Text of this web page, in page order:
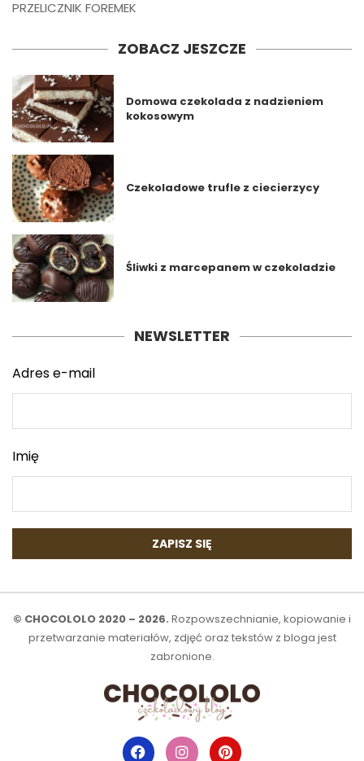
PRZELICZNIK FOREMEK
ZOBACZ JESZCZE
Domowa czekolada z nadzieniem
kokosowym
Czekoladowe trufle z ciecierzycy
Śliwki z marcepanem w czekoladzie
NEWSLETTER
Adres e-mail
Imię
© CHOCOLOLO 2020 – 2026. Rozpowszechnianie, kopiowanie i
przetwarzanie materiałów, zdjęć oraz tekstów z bloga jest
zabronione.